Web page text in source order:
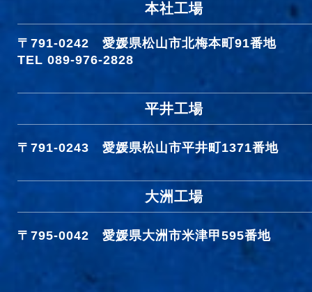
本社工場
〒791-0242 愛媛県松山市北梅本町91番地
TEL 089-976-2828
平井工場
〒791-0243 愛媛県松山市平井町1371番地
大洲工場
〒795-0042 愛媛県大洲市米津甲595番地